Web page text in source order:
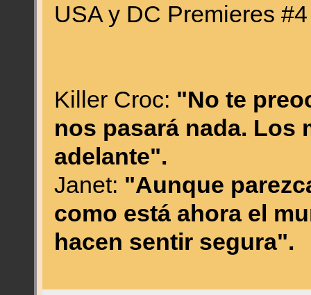
USA y DC Premieres
Killer Croc: "No te
nos pasará nada. Los
adelante".
Janet: "Aunque
como está ahora el
hacen sentir segura".